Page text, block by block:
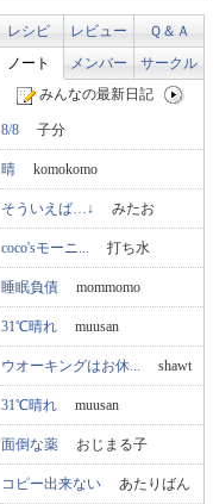
レシピ レビュー
Ｑ＆Ａ
ノート
メンバー
サークル
みんなの最新日記
8/8 子分
晴 komokomo
そういえば…↓ みたお
coco'sモーニ... 打ち水
睡眠負債 mommomo
31℃晴れ muusan
ウオーキングはお休... shawt
31℃晴れ muusan
面倒な薬 おじまる子
コピー出来ない あたりばん